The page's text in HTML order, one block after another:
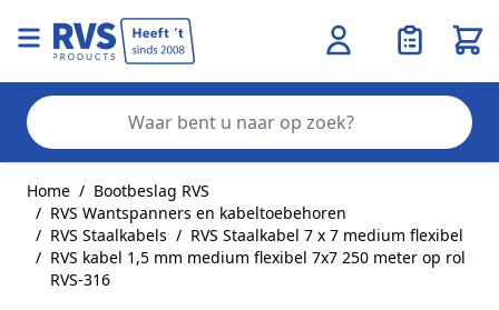
Home / Bootbeslag RVS
/ RVS Wantspanners en kabeltoebehoren
/ RVS Staalkabels / RVS Staalkabel 7 x 7 medium flexibel
/ RVS kabel 1,5 mm medium flexibel 7x7 250 meter op rol
RVS-316